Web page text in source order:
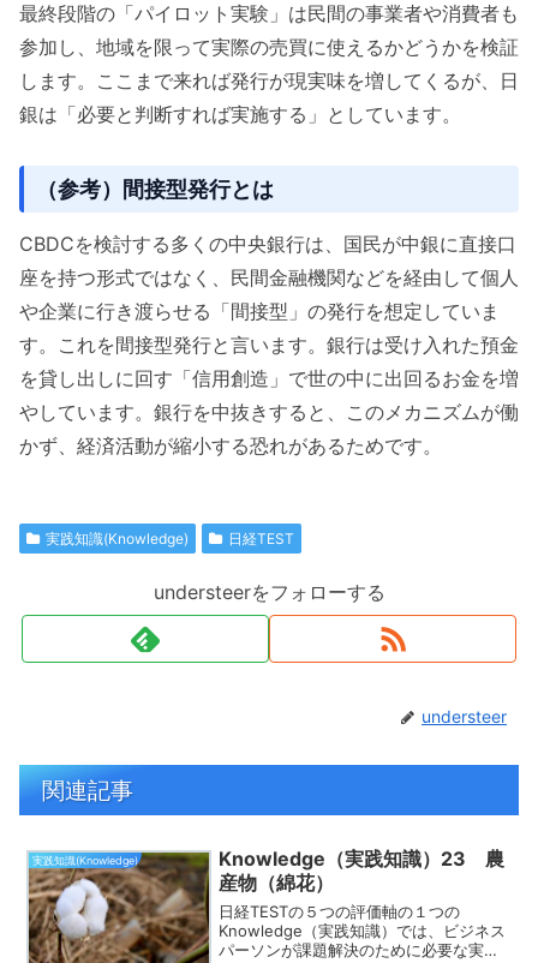
最終段階の「パイロット実験」は民間の事業者や消費者も
参加し、地域を限って実際の売買に使えるかどうかを検証
します。ここまで来れば発行が現実味を増してくるが、日
銀は「必要と判断すれば実施する」としています。
（参考）間接型発行とは
CBDCを検討する多くの中央銀行は、国民が中銀に直接口
座を持つ形式ではなく、民間金融機関などを経由して個人
や企業に行き渡らせる「間接型」の発行を想定していま
す。これを間接型発行と言います。銀行は受け入れた預金
を貸し出しに回す「信用創造」で世の中に出回るお金を増
やしています。銀行を中抜きすると、このメカニズムが働
かず、経済活動が縮小する恐れがあるためです。
実践知識(Knowledge) 日経TEST
understeerをフォローする
understeer
関連記事
実践知識(Knowledge)
Knowledge（実践知識）23 農
産物（綿花）
日経TESTの５つの評価軸の１つの
Knowledge（実践知識）では、ビジネス
パーソンが課題解決のために必要な実践